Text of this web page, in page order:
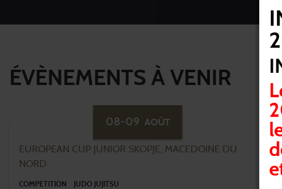
ÉVÈNEMENTS À VENIR
08-09 AOÛT
EUROPEAN CUP JUNIOR SKOPJE, MACEDOINE DU
NORD
COMPETITION JUDO JUJITSU